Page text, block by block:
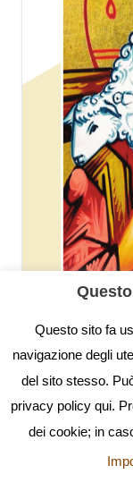
Questo sito fa
navigazione degli
del sito stesso.
privacy policy qui.
dei cookie; in